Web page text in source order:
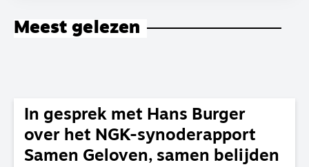
Meest gelezen
In gesprek met Hans Burger
over het NGK-synoderapport
Samen Geloven, samen belijden